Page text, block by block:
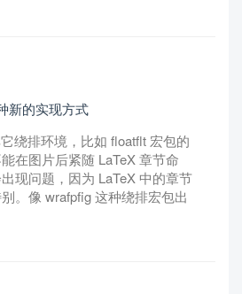
新的实现方式
绕排环境，比如 floatflt 宏包的
在图片后紧随 LaTeX 章节命
现问题，因为 LaTeX 中的章节
。像 wrafpfig 这种绕排宏包出